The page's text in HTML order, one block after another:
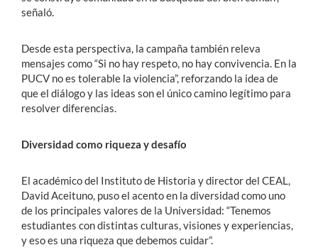
señaló.
Desde esta perspectiva, la campaña también releva
mensajes como “Si no hay respeto, no hay convivencia. En la
PUCV no es tolerable la violencia”, reforzando la idea de
que el diálogo y las ideas son el único camino legítimo para
resolver diferencias.
Diversidad como riqueza y desafío
El académico del Instituto de Historia y director del CEAL,
David Aceituno, puso el acento en la diversidad como uno
de los principales valores de la Universidad: “Tenemos
estudiantes con distintas culturas, visiones y experiencias,
y eso es una riqueza que debemos cuidar”.